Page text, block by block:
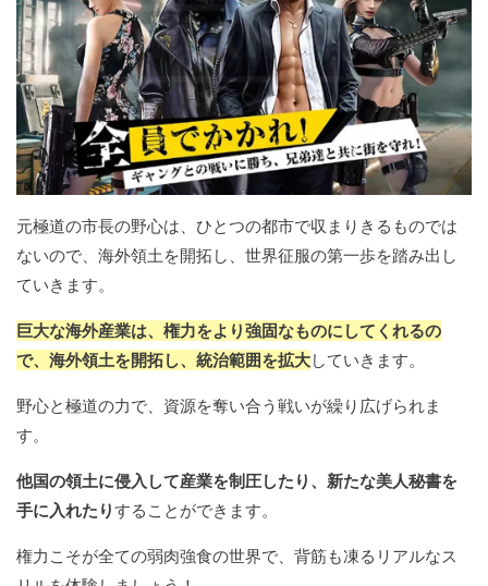
元極道の市長の野心は、ひとつの都市で収まりきるものでは
ないので、海外領土を開拓し、世界征服の第一歩を踏み出し
ていきます。
巨大な海外産業は、権力をより強固なものにしてくれるの
で、海外領土を開拓し、統治範囲を拡大していきます。
野心と極道の力で、資源を奪い合う戦いが繰り広げられま
す。
他国の領土に侵入して産業を制圧したり、新たな美人秘書を
手に入れたりすることができます。
権力こそが全ての弱肉強食の世界で、背筋も凍るリアルなス